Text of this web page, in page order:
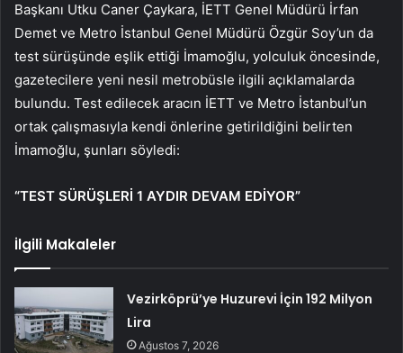
Başkanı Utku Caner Çaykara, İETT Genel Müdürü İrfan
Demet ve Metro İstanbul Genel Müdürü Özgür Soy’un da
test sürüşünde eşlik ettiği İmamoğlu, yolculuk öncesinde,
gazetecilere yeni nesil metrobüsle ilgili açıklamalarda
bulundu. Test edilecek aracın İETT ve Metro İstanbul’un
ortak çalışmasıyla kendi önlerine getirildiğini belirten
İmamoğlu, şunları söyledi:
“TEST SÜRÜŞLERİ 1 AYDIR DEVAM EDİYOR”
İlgili Makaleler
Vezirköprü’ye Huzurevi İçin 192 Milyon
Lira
Ağustos 7, 2026